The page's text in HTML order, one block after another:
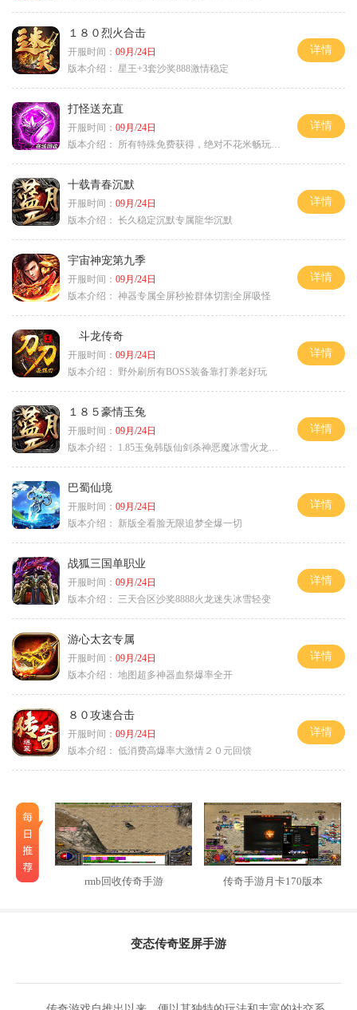
１８０烈火合击
开服时间： 09月/24日
版本介绍： 星王+3套沙奖888激情稳定
详情
打怪送充直
开服时间： 09月/24日
版本介绍：
所有特殊免费获得，绝对不花米畅玩所有地图
详情
十载青春沉默
开服时间： 09月/24日
版本介绍： 长久稳定沉默专属龍华沉默
详情
宇宙神宠第九季
开服时间： 09月/24日
版本介绍： 神器专属全屏秒捡群体切割全屏吸怪
详情
斗龙传奇
开服时间： 09月/24日
版本介绍：
野外刷所有BOSS装备靠打养老好玩
详情
１８５豪情玉兔
开服时间： 09月/24日
版本介绍：
1.85玉兔韩版仙剑杀神恶魔冰雪火龙神器专属
详情
巴蜀仙境
开服时间： 09月/24日
版本介绍：
新版全看脸无限追梦全爆一切
详情
战狐三国单职业
开服时间： 09月/24日
版本介绍：
三天合区沙奖8888火龙迷失冰雪轻变
详情
游心太玄专属
开服时间： 09月/24日
版本介绍： 地图超多神器血祭爆率全开
详情
８０攻速合击
开服时间： 09月/24日
版本介绍： 低消费高爆率大激情２０元回馈
详情
rmb回收传奇手游 传奇手游月卡170版本
变态传奇竖屏手游